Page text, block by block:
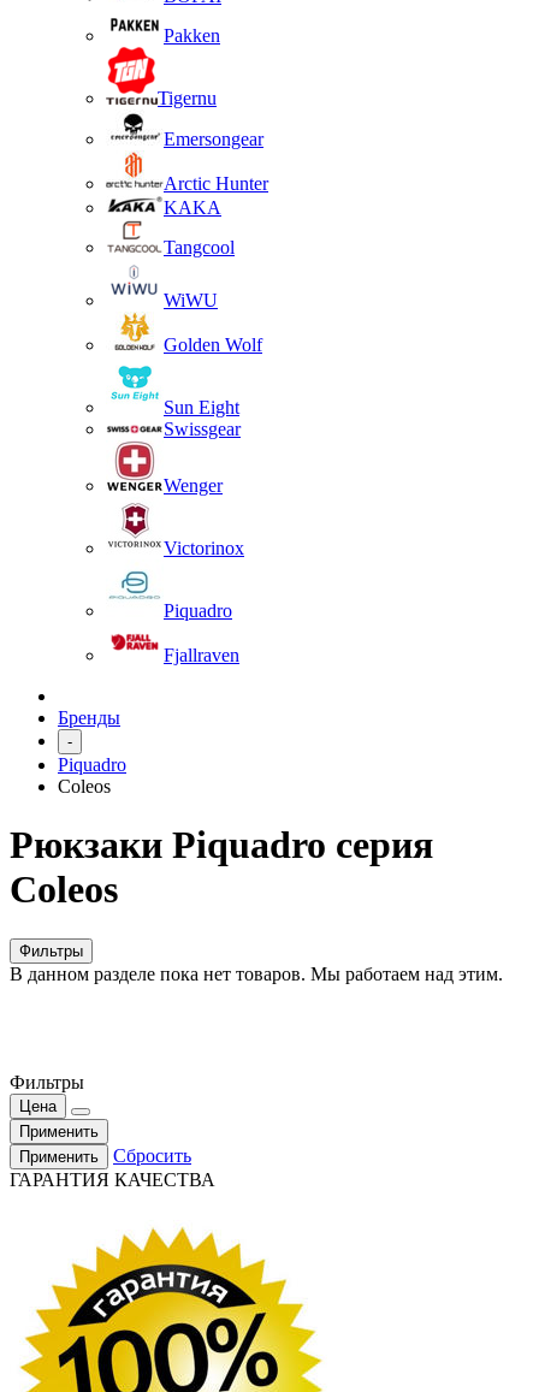
Pakken
Tigernu
Emersongear
Arctic Hunter
KAKA
Tangcool
WiWU
Golden Wolf
Sun Eight
Swissgear
Wenger
Victorinox
Piquadro
Fjallraven
Бренды
-
Piquadro
Coleos
Рюкзаки Piquadro серия
Coleos
Фильтры
В данном разделе пока нет товаров. Мы работаем над этим.
Фильтры
Цена
Применить
Применить
Сбросить
ГАРАНТИЯ КАЧЕСТВА